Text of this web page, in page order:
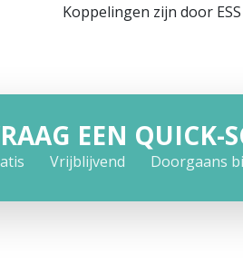
Koppelingen zijn door
EEN QUICK-
Vrijblijvend Doorgaans